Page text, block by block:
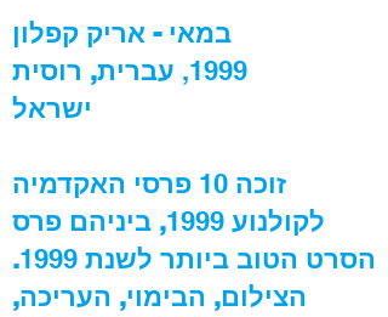
במאי - אריק קפלון
1999, עברית, רוסית
ישראל
זוכה 10 פרסי האקדמיה
לקולנוע 1999, ביניהם פרס
הסרט הטוב ביותר לשנת 1999
.
הצילום, הבימוי, העריכה,